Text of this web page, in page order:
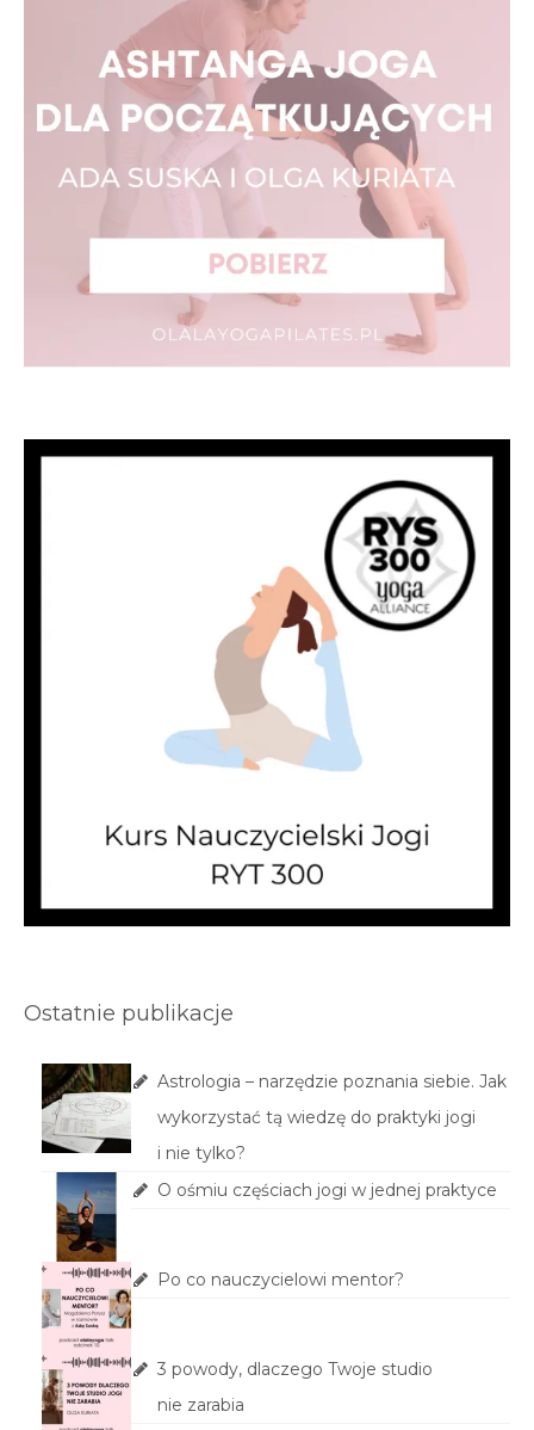
Ostatnie publikacje
Astrologia – narzędzie poznania siebie. Jak
wykorzystać tą wiedzę do praktyki jogi
i nie tylko?
O ośmiu częściach jogi w jednej praktyce
Po co nauczycielowi mentor?
3 powody, dlaczego Twoje studio
nie zarabia